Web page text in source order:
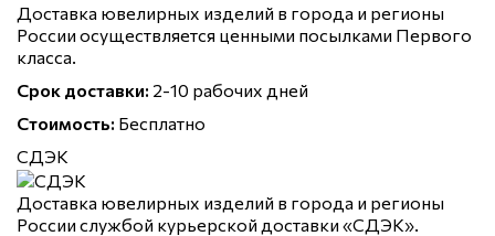
Доставка ювелирных изделий в города и регионы
России осуществляется ценными посылками Первого
класса.
Срок доставки: 2-10 рабочих дней
Стоимость: Бесплатно
СДЭК
Доставка ювелирных изделий в города и регионы
России службой курьерской доставки «СДЭК».